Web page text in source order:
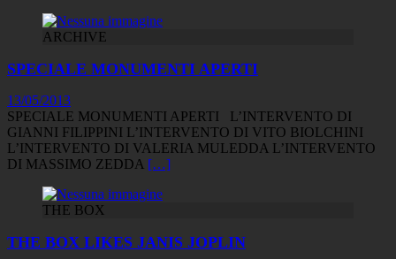
ARCHIVE
SPECIALE MONUMENTI APERTI
13/05/2013
SPECIALE MONUMENTI APERTI L’INTERVENTO DI
GIANNI FILIPPINI L’INTERVENTO DI VITO BIOLCHINI
L’INTERVENTO DI VALERIA MULEDDA L’INTERVENTO
DI MASSIMO ZEDDA […]
THE BOX
THE BOX LIKES JANIS JOPLIN